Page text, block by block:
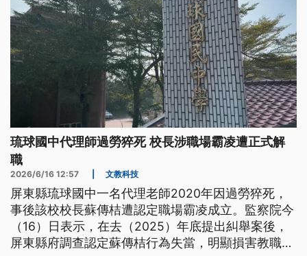
琉球國中代理師過勞猝死 校長涉職場霸凌遭正式解
職
2026/6/16 12:57 文教科技
屏東縣琉球國中一名代理老師2020年因過勞猝死，
事後該校校長蘇傳桔遭認定職場霸凌成立。監察院今
（16）日表示，在去（2025）年底提出糾舉案後，
屏東縣府調查認定蘇傳桔行為失當，明顯損害教職員